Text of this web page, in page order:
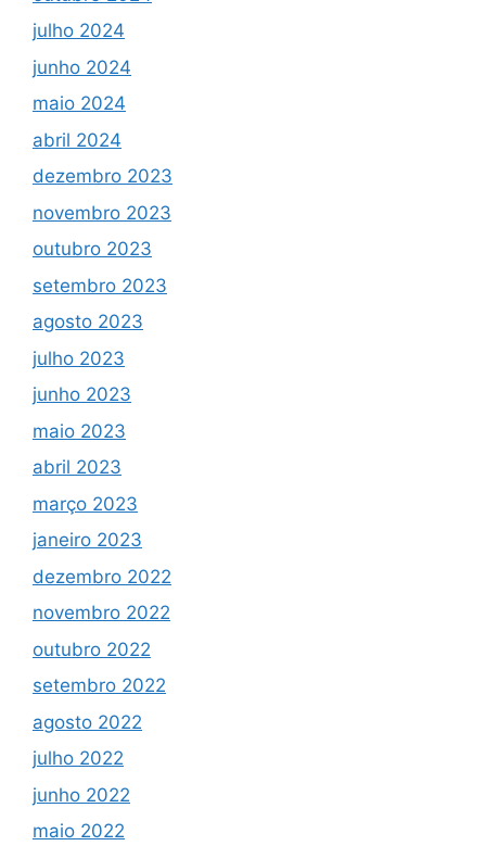
julho 2024
junho 2024
maio 2024
abril 2024
dezembro 2023
novembro 2023
outubro 2023
setembro 2023
agosto 2023
julho 2023
junho 2023
maio 2023
abril 2023
março 2023
janeiro 2023
dezembro 2022
novembro 2022
outubro 2022
setembro 2022
agosto 2022
julho 2022
junho 2022
maio 2022